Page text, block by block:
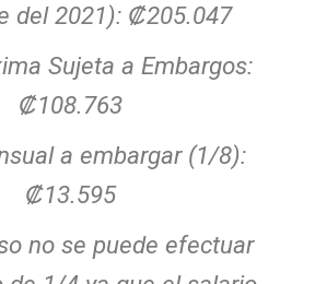
del 2021): ₡205.047
Sujeta a Embargos:
₡108.763
a embargar (1/8):
₡13.595
no se puede efectuar